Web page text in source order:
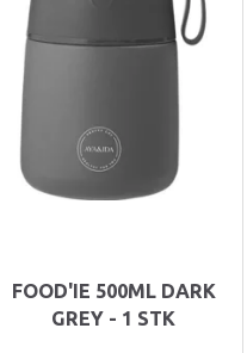
FOOD'IE 500ML DARK
GREY - 1 STK